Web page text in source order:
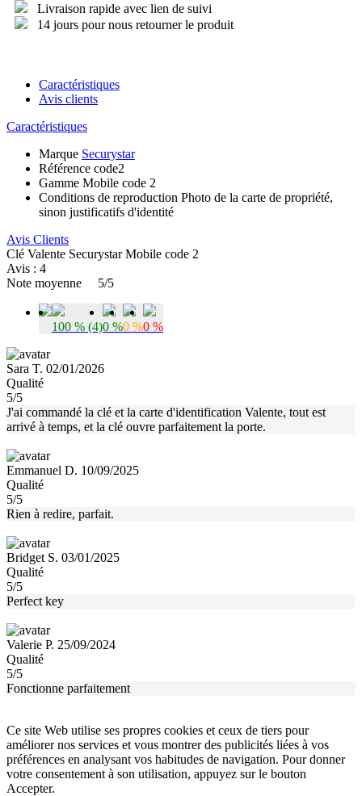
Livraison rapide avec lien de suivi
14 jours pour nous retourner le produit
Caractéristiques
Avis clients
Caractéristiques
Marque Securystar
Référence code2
Gamme Mobile code 2
Conditions de reproduction Photo de la carte de propriété,
sinon justificatifs d'identité
Avis Clients
Clé Valente Securystar Mobile code 2
Avis : 4
Note moyenne
5/5
100 % (4)0 %0 %0 %
Sara T. 02/01/2026
Qualité
5/5
J'ai commandé la clé et la carte d'identification Valente, tout est
arrivé à temps, et la clé ouvre parfaitement la porte.
Emmanuel D. 10/09/2025
Qualité
5/5
Rien à redire, parfait.
Bridget S. 03/01/2025
Qualité
5/5
Perfect key
Valerie P. 25/09/2024
Qualité
5/5
Fonctionne parfaitement
Ce site Web utilise ses propres cookies et ceux de tiers pour
améliorer nos services et vous montrer des publicités liées à vos
préférences en analysant vos habitudes de navigation. Pour donner
votre consentement à son utilisation, appuyez sur le bouton
Accepter.